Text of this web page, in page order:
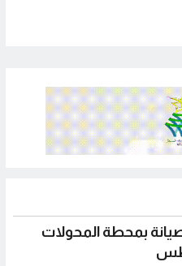
بمحطة المحولات